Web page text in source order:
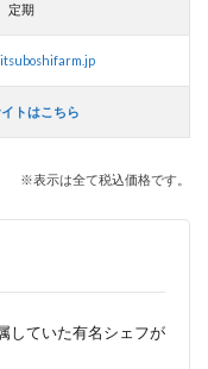
定期
トはこちら
※表示は全て税込価格です。
していた有名シェフが